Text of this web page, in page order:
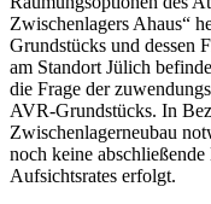
Zwischenlagers Ahaus“
Grundstücks und dessen
am Standort Jülich
die Frage der
AVR-Grundstücks. In
Zwischenlagerneubau
noch keine
Aufsichtsrates erfolgt.